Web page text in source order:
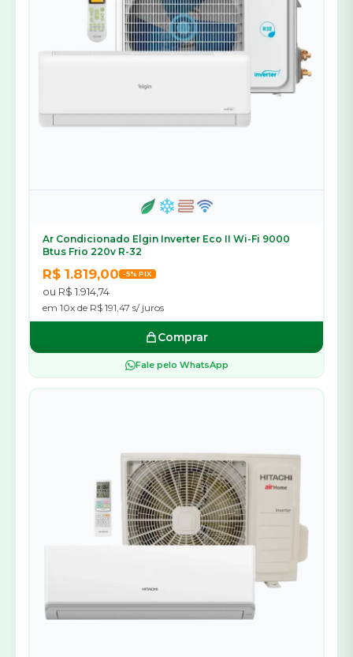
Ar Condicionado Elgin Inverter Eco II Wi-Fi 9000
Btus Frio 220v R-32
R$ 1.819,00 -5% PIX
ou R$ 1.914,74
em 10x de R$ 191,47 s/ juros
Comprar
Fale pelo WhatsApp